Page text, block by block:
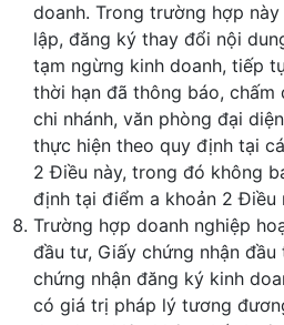
doanh. Trong trường hợp
lập, đăng ký thay đổi nội
tạm ngừng kinh doanh, tiếp
thời hạn đã thông báo,
chi nhánh, văn phòng đại
thực hiện theo quy định tại
2 Điều này, trong đó không
định tại điểm a khoản 2 Điều
Trường hợp doanh nghiệp
đầu tư, Giấy chứng nhận
chứng nhận đăng ký kinh
có giá trị pháp lý tương